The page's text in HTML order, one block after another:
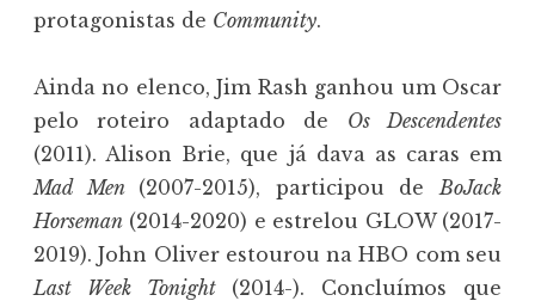
protagonistas de Community.
Ainda no elenco, Jim Rash ganhou um Oscar
pelo roteiro adaptado de Os Descendentes
(2011). Alison Brie, que já dava as caras em
Mad Men (2007-2015), participou de BoJack
Horseman (2014-2020) e estrelou GLOW (2017-
2019). John Oliver estourou na HBO com seu
Last Week Tonight(2014-). Concluímos que